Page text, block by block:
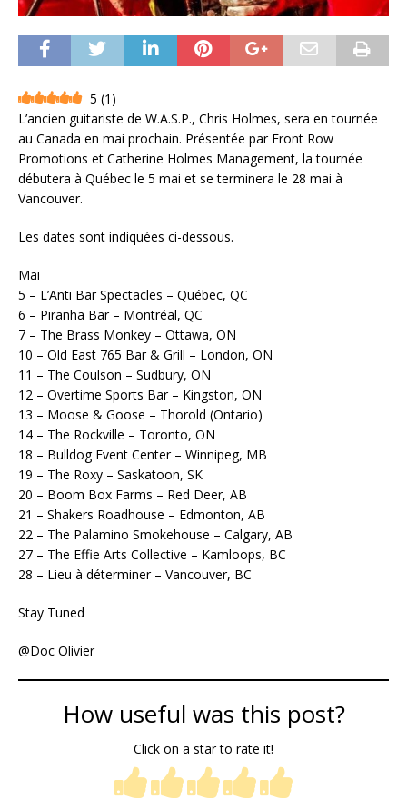
5 (1 )
L’ancien guitariste de W.A.S.P., Chris Holmes, sera en tournée
au Canada en mai prochain. Présentée par Front Row
Promotions et Catherine Holmes Management, la tournée
débutera à Québec le 5 mai et se terminera le 28 mai à
Vancouver.
Les dates sont indiquées ci-dessous.
Mai
5 – L’Anti Bar Spectacles – Québec, QC
6 – Piranha Bar – Montréal, QC
7 – The Brass Monkey – Ottawa, ON
10 – Old East 765 Bar & Grill – London, ON
11 – The Coulson – Sudbury, ON
12 – Overtime Sports Bar – Kingston, ON
13 – Moose & Goose – Thorold (Ontario)
14 – The Rockville – Toronto, ON
18 – Bulldog Event Center – Winnipeg, MB
19 – The Roxy – Saskatoon, SK
20 – Boom Box Farms – Red Deer, AB
21 – Shakers Roadhouse – Edmonton, AB
22 – The Palamino Smokehouse – Calgary, AB
27 – The Effie Arts Collective – Kamloops, BC
28 – Lieu à déterminer – Vancouver, BC
Stay Tuned
@Doc Olivier
How useful was this post?
Click on a star to rate it!